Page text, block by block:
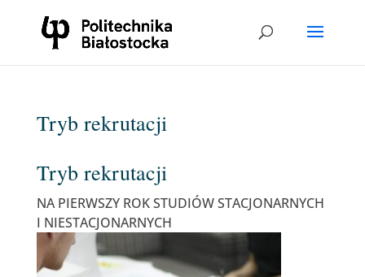
Tryb rekrutacji
Tryb rekrutacji
NA PIERWSZY ROK STUDIÓW STACJONARNYCH
I NIESTACJONARNYCH